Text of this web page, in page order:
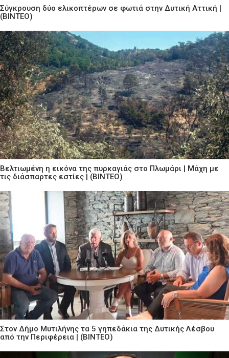
Σύγκρουση δύο ελικοπτέρων σε φωτιά στην Δυτική Αττική |
(ΒΙΝΤΕΟ)
Βελτιωμένη η εικόνα της πυρκαγιάς στο Πλωμάρι | Μάχη με
τις διάσπαρτες εστίες | (ΒΙΝΤΕΟ)
Στον Δήμο Μυτιλήνης τα 5 γηπεδάκια της Δυτικής Λέσβου
από την Περιφέρεια | (ΒΙΝΤΕΟ)